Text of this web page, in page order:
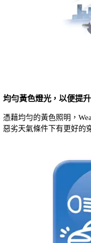
均勻黃色燈光，以便提
憑藉均勻的黃色照明，
惡劣天氣條件下有更好的